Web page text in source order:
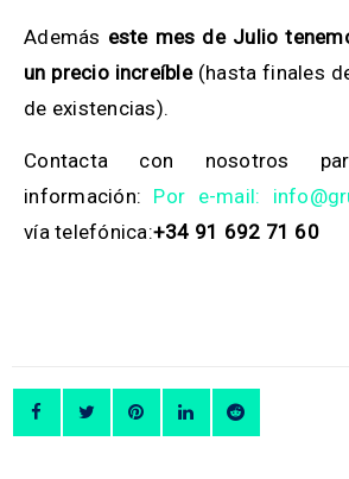
Además este mes de Julio
un precio increíble (hasta finales
de existencias).
Contacta con nosotros
información: Por e-mail:
vía telefónica:+34 91 692 71 60